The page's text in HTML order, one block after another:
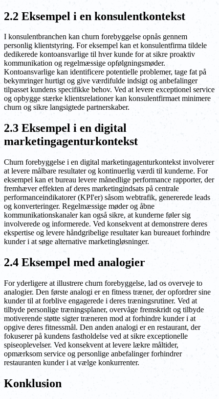
2.2 Eksempel i en konsulentkontekst
I konsulentbranchen kan churn forebyggelse opnås gennem
personlig klientstyring. For eksempel kan et konsulentfirma tildele
dedikerede kontoansvarlige til hver kunde for at sikre proaktiv
kommunikation og regelmæssige opfølgningsmøder.
Kontoansvarlige kan identificere potentielle problemer, tage fat på
bekymringer hurtigt og give værdifulde indsigt og anbefalinger
tilpasset kundens specifikke behov. Ved at levere exceptionel service
og opbygge stærke klientsrelationer kan konsulentfirmaet minimere
churn og sikre langsigtede partnerskaber.
2.3 Eksempel i en digital
marketingagenturkontekst
Churn forebyggelse i en digital marketingagenturkontekst involverer
at levere målbare resultater og kontinuerlig værdi til kunderne. For
eksempel kan et bureau levere månedlige performance rapporter, der
fremhæver effekten af deres marketingindsats på centrale
performanceindikatorer (KPI'er) såsom webtrafik, genererede leads
og konverteringer. Regelmæssige møder og åbne
kommunikationskanaler kan også sikre, at kunderne føler sig
involverede og informerede. Ved konsekvent at demonstrere deres
ekspertise og levere håndgribelige resultater kan bureauet forhindre
kunder i at søge alternative marketingløsninger.
2.4 Eksempel med analogier
For yderligere at illustrere churn forebyggelse, lad os overveje to
analogier. Den første analogi er en fitness træner, der opfordrer sine
kunder til at forblive engagerede i deres træningsrutiner. Ved at
tilbyde personlige træningsplaner, overvåge fremskridt og tilbyde
motiverende støtte sigter træneren mod at forhindre kunder i at
opgive deres fitnessmål. Den anden analogi er en restaurant, der
fokuserer på kundens fastholdelse ved at sikre exceptionelle
spiseoplevelser. Ved konsekvent at levere lækre måltider,
opmærksom service og personlige anbefalinger forhindrer
restauranten kunder i at vælge konkurrenter.
Konklusion